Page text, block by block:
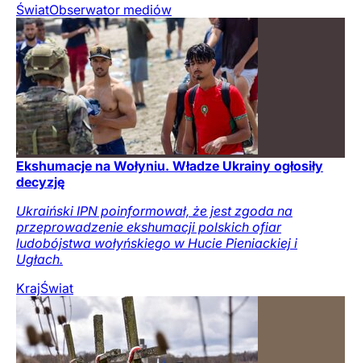
ŚwiatObserwator mediów
Ekshumacje na Wołyniu. Władze Ukrainy ogłosiły
decyzję
Ukraiński IPN poinformował, że jest zgoda na
przeprowadzenie ekshumacji polskich ofiar
ludobójstwa wołyńskiego w Hucie Pieniackiej i
Ugłach.
KrajŚwiat